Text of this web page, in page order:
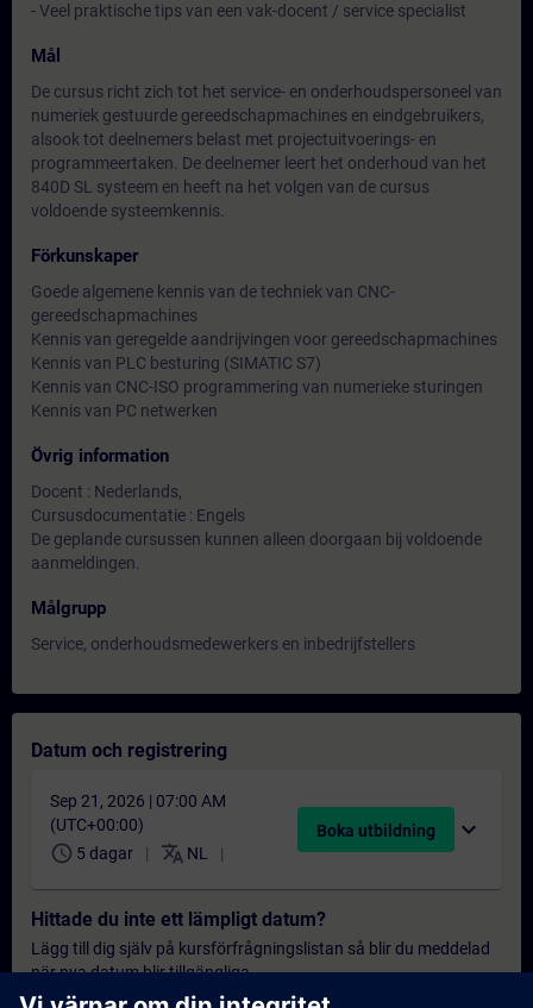
- Veel praktische tips van een vak-docent / service specialist
Mål
De cursus richt zich tot het service- en onderhoudspersoneel van
numeriek gestuurde gereedschapmachines en eindgebruikers,
alsook tot deelnemers belast met projectuitvoerings- en
programmeertaken. De deelnemer leert het onderhoud van het
840D SL systeem en heeft na het volgen van de cursus
voldoende systeemkennis.
Förkunskaper
Goede algemene kennis van de techniek van CNC-
gereedschapmachines
Kennis van geregelde aandrijvingen voor gereedschapmachines
Kennis van PLC besturing (SIMATIC S7)
Kennis van CNC-ISO programmering van numerieke sturingen
Kennis van PC netwerken
Övrig information
Docent : Nederlands,
Cursusdocumentatie : Engels
De geplande cursussen kunnen alleen doorgaan bij voldoende
aanmeldingen.
Målgrupp
Service, onderhoudsmedewerkers en inbedrijfstellers
Datum och registrering
Sep 21, 2026 | 07:00 AM
(UTC+00:00)
schedule 5 dagar translate NL
Boka utbildning expand_more
Hittade du inte ett lämpligt datum?
Lägg till dig själv på kursförfrågningslistan så blir du meddelad
när nya datum blir tillgängliga.